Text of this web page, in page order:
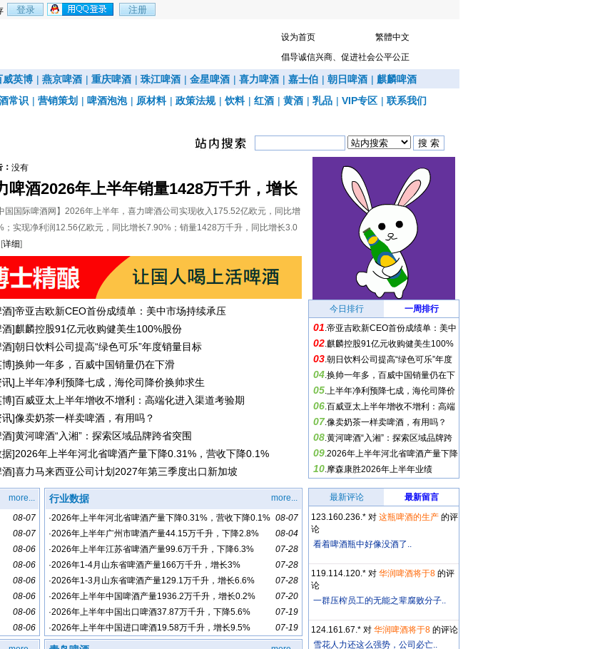
设为首页
繁體中文
倡导诚信兴商、促进社会公平公正
威英博 | 燕京啤酒 | 重庆啤酒 | 珠江啤酒 | 金星啤酒 | 喜力啤酒 | 嘉士伯 | 朝日啤酒 | 麒麟啤酒
常识 | 营销策划 | 啤酒泡泡 | 原材料 | 政策法规 | 饮料 | 红酒 | 黄酒 | 乳品 | VIP专区 | 联系我们
没有
啤酒2026年上半年销量1428万千升，增长
3%
国际啤酒网】2026年上半年，喜力啤酒公司实现收入175.52亿欧元，同比增
；实现净利润12.56亿欧元，同比增长7.90%；销量1428万千升，同比增长3.0
详细]
酒]帝亚吉欧新CEO首份成绩单：美中市场持续承压
酒]麒麟控股91亿元收购健美生100%股份
酒]朝日饮料公司提高“绿色可乐”年度销量目标
博]换帅一年多，百威中国销量仍在下滑
讯] 上半年净利预降七成，海伦司降价换帅求生
博]百威亚太上半年增收不增利：高端化进入渠道考验期
讯]像卖奶茶一样卖啤酒，有用吗？
酒]黄河啤酒“入湘”：探索区域品牌跨省突围
据]2026年上半年河北省啤酒产量下降0.31%，营收下降0.1%
酒]喜力马来西亚公司计划2027年第三季度出口新加坡
今日排行 一周排行
01.帝亚吉欧新CEO首份成绩单：美中
市场持续承压
02.麒麟控股91亿元收购健美生100%
股份
03.朝日饮料公司提高“绿色可乐”年度
销量目标
04.换帅一年多，百威中国销量仍在下
滑
05.上半年净利预降七成，海伦司降价
换帅求生
06.百威亚太上半年增收不增利：高端
化进入渠道考验期
07.像卖奶茶一样卖啤酒，有用吗？
08.黄河啤酒“入湘”：探索区域品牌跨
省突围
09.2026年上半年河北省啤酒产量下降
0.31%，营收下降0.1%
10.摩森康胜2026年上半年业绩
more...
08-07
08-07
08-06
08-06
08-06
08-06
08-06
08-06
more...
行业数据
08-07
·2026年上半年河北省啤酒产量下降0.31%，营收下降0.1%
08-04
·2026年上半年广州市啤酒产量44.15万千升，下降2.8%
07-28
·2026年上半年江苏省啤酒产量99.6万千升，下降6.3%
07-28
·2026年1-4月山东省啤酒产量166万千升，增长3%
07-28
·2026年1-3月山东省啤酒产量129.1万千升，增长6.6%
07-20
·2026年上半年中国啤酒产量1936.2万千升，增长0.2%
07-19
·2026年上半年中国出口啤酒37.87万千升，下降5.6%
07-19
·2026年上半年中国进口啤酒19.58万千升，增长9.5%
最新评论
最新留言
123.160.236.* 对 这瓶啤酒的生产 的评
论
看着啤酒瓶中好像没酒了..
119.114.120.* 对 华润啤酒将于8 的评
论
一群压榨员工的无能之辈腐败分子..
124.161.67.* 对 华润啤酒将于8 的评论
雪花人力还这么强势，公司必亡..